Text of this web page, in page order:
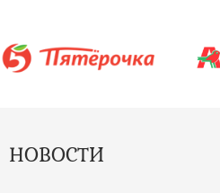
НОВОСТИ